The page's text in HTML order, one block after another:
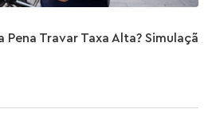
Pena Travar Taxa Alta? Simulação